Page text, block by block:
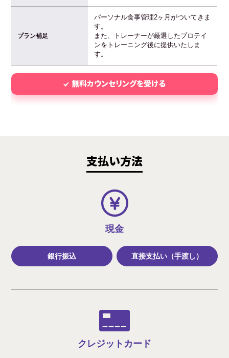
プラン補足
パーソナル食事管理2ヶ月がついてきま
す。
また、トレーナーが厳選したプロテイ
ンをトレーニング後に提供いたしま
す。
無料カウンセリングを受ける
支払い方法
現金
銀行振込 直接支払い（手渡し）
クレジット カード